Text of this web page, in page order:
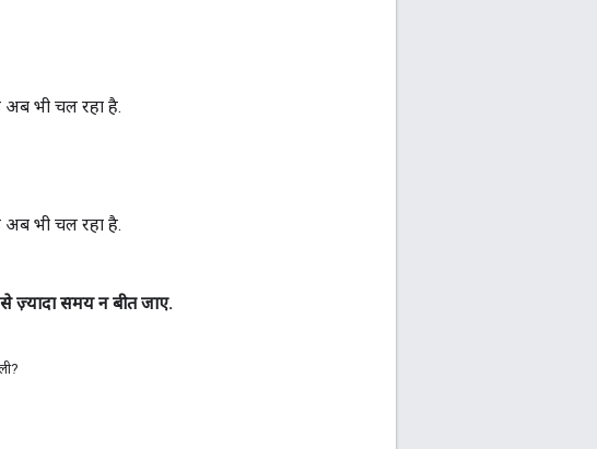
अब भी चल रहा है.
अब भी चल रहा है.
ज़्यादा समय न बीत जाए.